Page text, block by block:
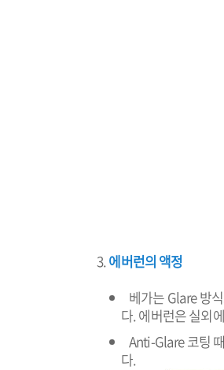
에버런의 액정
베가는 Glare 방
다. 에버런은 실외
Anti-Glare 코팅
다.